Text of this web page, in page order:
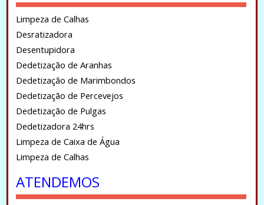
Limpeza de Calhas
Desratizadora
Desentupidora
Dedetização de Aranhas
Dedetização de Marimbondos
Dedetização de Percevejos
Dedetização de Pulgas
Dedetizadora 24hrs
Limpeza de Caixa de Água
Limpeza de Calhas
ATENDEMOS